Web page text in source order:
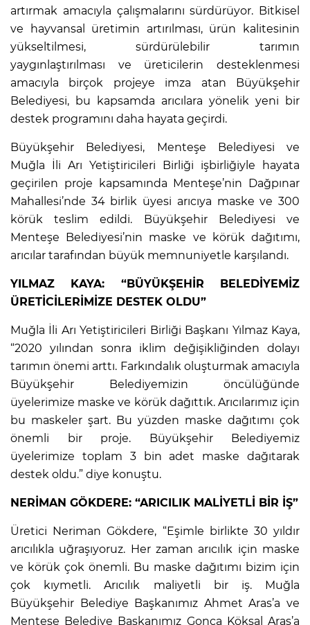
artırmak amacıyla çalışmalarını sürdürüyor. Bitkisel
ve hayvansal üretimin artırılması, ürün kalitesinin
yükseltilmesi, sürdürülebilir tarımın
yaygınlaştırılması ve üreticilerin desteklenmesi
amacıyla birçok projeye imza atan Büyükşehir
Belediyesi, bu kapsamda arıcılara yönelik yeni bir
destek programını daha hayata geçirdi.
Büyükşehir Belediyesi, Menteşe Belediyesi ve
Muğla İli Arı Yetiştiricileri Birliği işbirliğiyle hayata
geçirilen proje kapsamında Menteşe’nin Dağpınar
Mahallesi’nde 34 birlik üyesi arıcıya maske ve 300
körük teslim edildi. Büyükşehir Belediyesi ve
Menteşe Belediyesi’nin maske ve körük dağıtımı,
arıcılar tarafından büyük memnuniyetle karşılandı.
YILMAZ KAYA: “BÜYÜKŞEHİR BELEDİYEMİZ
ÜRETİCİLERİMİZE DESTEK OLDU”
Muğla İli Arı Yetiştiricileri Birliği Başkanı Yılmaz Kaya,
“2020 yılından sonra iklim değişikliğinden dolayı
tarımın önemi arttı. Farkındalık oluşturmak amacıyla
Büyükşehir Belediyemizin öncülüğünde
üyelerimize maske ve körük dağıttık. Arıcılarımız için
bu maskeler şart. Bu yüzden maske dağıtımı çok
önemli bir proje. Büyükşehir Belediyemiz
üyelerimize toplam 3 bin adet maske dağıtarak
destek oldu.” diye konuştu.
NERİMAN GÖKDERE: “ARICILIK MALİYETLİ BİR İŞ”
Üretici Neriman Gökdere, “Eşimle birlikte 30 yıldır
arıcılıkla uğraşıyoruz. Her zaman arıcılık için maske
ve körük çok önemli. Bu maske dağıtımı bizim için
çok kıymetli. Arıcılık maliyetli bir iş. Muğla
Büyükşehir Belediye Başkanımız Ahmet Aras’a ve
Menteşe Belediye Başkanımız Gonca Köksal Aras’a